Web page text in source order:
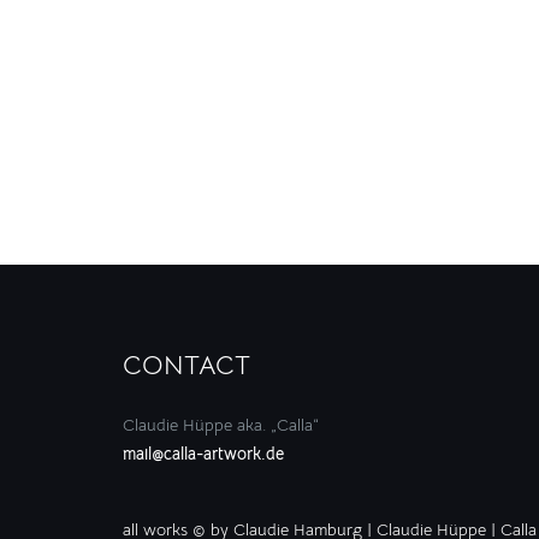
CONTACT
Claudie Hüppe aka. „Calla“
mail@calla-artwork.de
all works © by Claudie Hamburg | Claudie Hüppe |